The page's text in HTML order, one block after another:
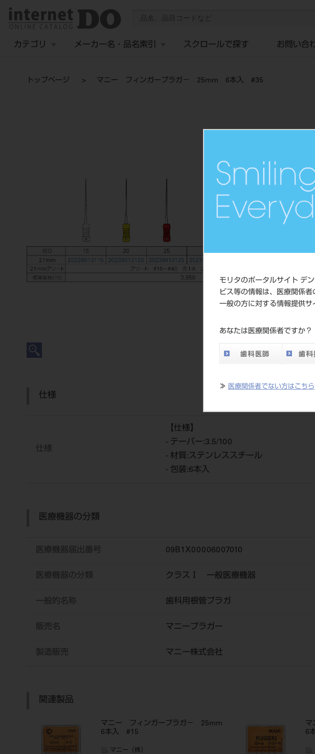
モリタのポータルサイト デ
ビス等の情報は、医療関係者
一般の方に対する情報提供サ
あなたは医療関係者ですか？
≫ 医療関係者でない方はこちら
カテゴリ メーカー名・品名索引 スクロールで探す お問い合
トップページ マニー フィンガープラガ－ 25mm 6本入 #35
仕様
仕様
【仕様】
- テーパー:3.5/100
- 材質:ステンレススチール
- 包装:6本入
医療機器の分類
医療機器届出番号 09B1X00006007010
医療機器の分類 クラスⅠ 一般医療機器
一般的名称 歯科用根管プラガ
販売名 マニープラガー
製造販売 マニー株式会社
関連製品
マニー フィンガープラガ－ 25mm
6本入 #15
マニー（株）
6